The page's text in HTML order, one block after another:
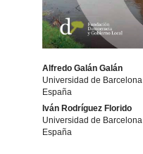
Alfredo Galán Galán
Universidad de Barcelona
España
Iván Rodríguez Florido
Universidad de Barcelona
España